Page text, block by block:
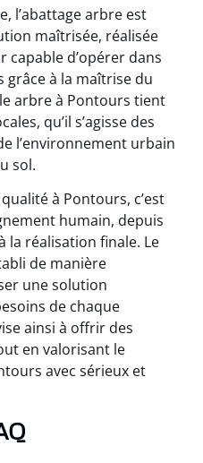
l’abattage arbre est
maîtrisée, réalisée
d’opérer dans
grâce à la maîtrise du
arbre à Pontours tient
qu’il s’agisse des
l’environnement urbain
sol.
à Pontours, c’est
humain, depuis
la réalisation finale. Le
de manière
une solution
de chaque
ainsi à offrir des
en valorisant le
avec sérieux et